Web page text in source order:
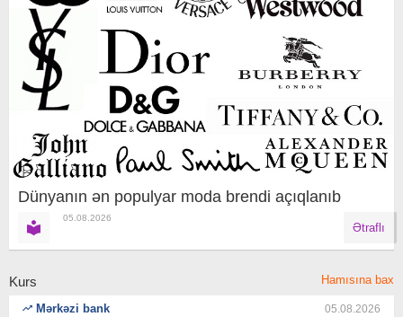
Dünyanın ən populyar moda brendi açıqlanıb
05.08.2026
Ətraflı
Kurs Hamısına bax
Mərkəzi bank 05.08.2026